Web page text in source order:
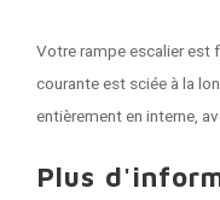
Votre rampe escalier est
courante est sciée à la
entièrement en interne,
Plus